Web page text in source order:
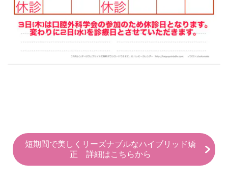
短期間で美しくリーズナブルなハイブリッド矯
正 詳細はこちらから